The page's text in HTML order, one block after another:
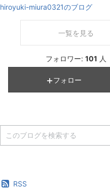
hiroyuki-miura0321のブログ
一覧を見る
フォロワー: 101 人
フォロー
RSS